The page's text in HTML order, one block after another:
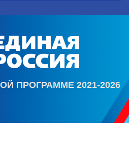
ПРОГРАММЕ 2021-2026